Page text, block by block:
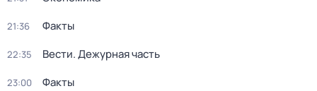
21:36 Факты
22:35 Вести. Дежурная часть
23:00 Факты